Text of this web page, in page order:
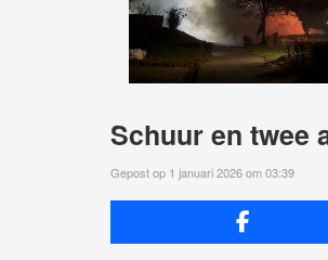
Schuur en twee
Gepost op 1 januari 2026 om 03:39